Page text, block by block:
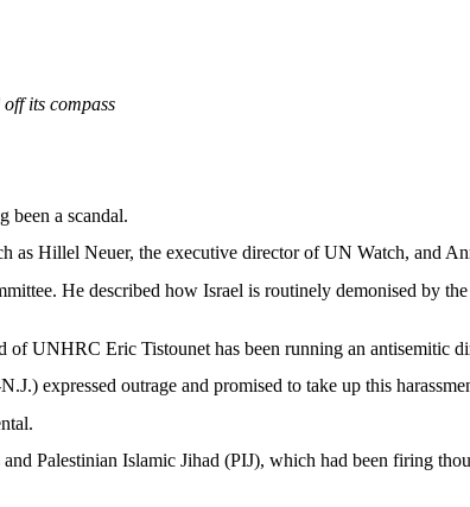
offits compass
been a scandal.
as Hillel Neuer, the executive directorof UN Watch, and
. He described how Israel is routinely demonised by
of UNHRC Eric Tistounet has been running an antisemitic
expressed outrage and promised to take up this
.
and Palestinian Islamic Jihad (PIJ), which had been firing